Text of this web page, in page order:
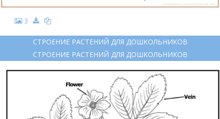
3
СТРОЕНИЕ РАСТЕНИЙ ДЛЯ ДОШКОЛЬНИКОВ
СТРОЕНИЕ РАСТЕНИЙ ДЛЯ ДОШКОЛЬНИКОВ